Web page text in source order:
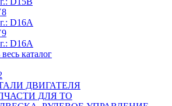
D16A
D16A
каталог
ДВИГАТЕЛЯ
ДЛЯ ТО